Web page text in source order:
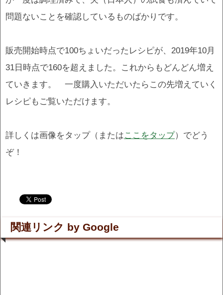
問題ないことを確認しているものばかりです。
販売開始時点で100ちょいだったレシピが、2019年10月
31日時点で160を超えました。これからもどんどん増え
ていきます。 一度購入いただいたらこの先増えていく
レシピもご覧いただけます。
詳しくは画像をタップ（またはここをタップ）でどう
ぞ！
関連リンク by Google